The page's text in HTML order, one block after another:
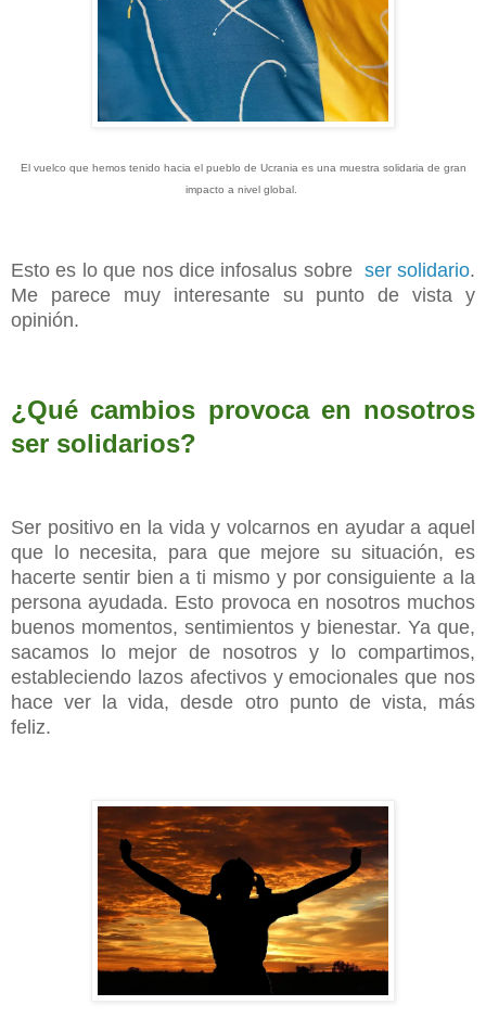
El vuelco que hemos tenido hacia el pueblo de Ucrania es una muestra solidaria de gran
impacto a nivel global.
Esto es lo que nos dice infosalus sobre ser solidario.
Me parece muy interesante su punto de vista y
opinión.
¿Qué cambios provoca en nosotros
ser solidarios?
Ser positivo en la vida y volcarnos en ayudar a aquel
que lo necesita, para que mejore su situación, es
hacerte sentir bien a ti mismo y por consiguiente a la
persona ayudada. Esto provoca en nosotros muchos
buenos momentos, sentimientos y bienestar. Ya que,
sacamos lo mejor de nosotros y lo compartimos,
estableciendo lazos afectivos y emocionales que nos
hace ver la vida, desde otro punto de vista, más
feliz.